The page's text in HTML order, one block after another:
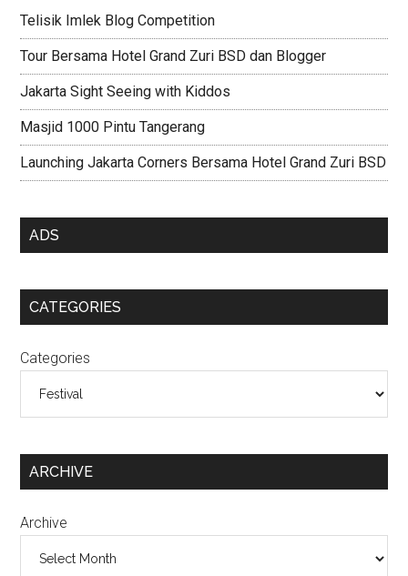
Telisik Imlek Blog Competition
Tour Bersama Hotel Grand Zuri BSD dan Blogger
Jakarta Sight Seeing with Kiddos
Masjid 1000 Pintu Tangerang
Launching Jakarta Corners Bersama Hotel Grand Zuri BSD
ADS
CATEGORIES
Categories
ARCHIVE
Archive